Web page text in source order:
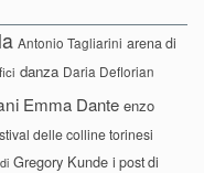
Antonio Tagliarini arena di
danza Daria Deflorian
Emma Dante enzo
delle colline torinesi
Gregory Kunde i post di